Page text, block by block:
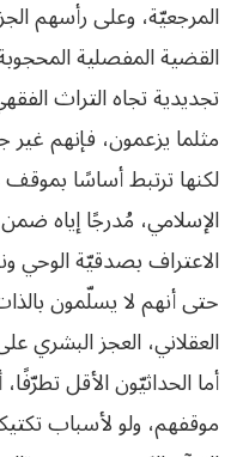
المرجعيّة، وعلى رأسهم
القضية المفصلية
تجديدية تجاه التراث
مثلما يزعمون، فإنهم غير
لكنها ترتبط أساسًا
الإسلامي، مُدرجًا إياه ضمن
الاعتراف بصدقيّة الوحي
حتى أنهم لا يسلّمون
العقلاني، العجز البشري
أما الحداثيّون الأقل
موقفهم، ولو لأسباب